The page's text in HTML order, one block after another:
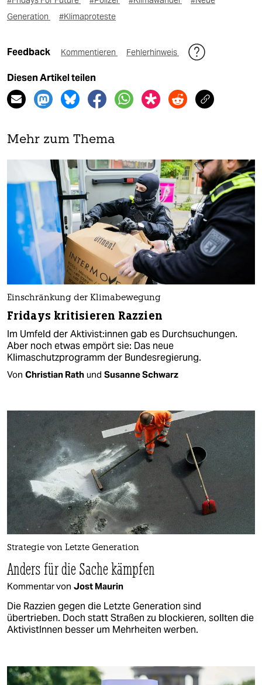
Generation
#Klimaproteste
Feedback Kommentieren Fehlerhinweis
Diesen Artikel teilen
Mehr zum Thema
Einschränkung der Klimabewegung
Fridays kritisieren Razzien
Im Umfeld der Ak­ti­vis­t:in­nen gab es Durchsuchungen.
Aber noch etwas empört sie: Das neue
Klimaschutzprogramm der Bundesregierung.
Von Christian Rath und Susanne Schwarz
Strategie von Letzte Generation
Anders für die Sache kämpfen
Kommentar von Jost Maurin
Die Razzien gegen die Letzte Generation sind
übertrieben. Doch statt Straßen zu blockieren, sollten die
AktivistInnen besser um Mehrheiten werben.